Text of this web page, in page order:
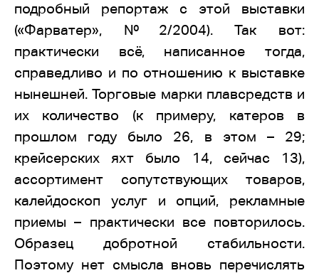
подробный репортаж с этой выставки
(«Фарватер», №2/2004). Так вот:
практически всё, написанное тогда,
справедливо и по отношению к выставке
нынешней. Торговые марки плавсредств и
их количество (к примеру, катеров в
прошлом году было 26, в этом – 29;
крейсерских яхт было 14, сейчас 13),
ассортимент сопутствующих товаров,
калейдоскоп услуг и опций, рекламные
приемы – практически все повторилось.
Образец добротной стабильности.
Поэтому нет смысла вновь перечислять